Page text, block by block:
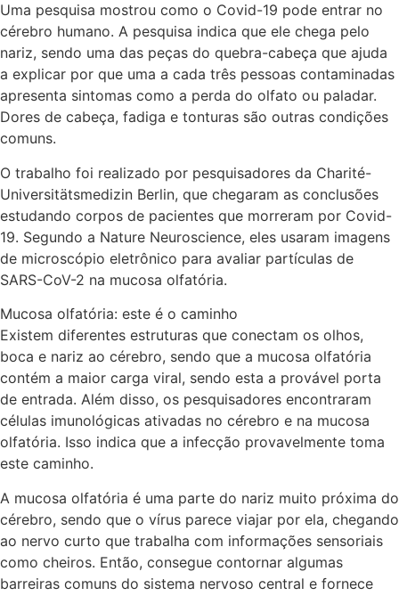
Uma pesquisa mostrou como o Covid-19 pode entrar no
cérebro humano. A pesquisa indica que ele chega pelo
nariz, sendo uma das peças do quebra-cabeça que ajuda
a explicar por que uma a cada três pessoas contaminadas
apresenta sintomas como a perda do olfato ou paladar.
Dores de cabeça, fadiga e tonturas são outras condições
comuns.
O trabalho foi realizado por pesquisadores da Charité-
Universitätsmedizin Berlin, que chegaram as conclusões
estudando corpos de pacientes que morreram por Covid-
19. Segundo a Nature Neuroscience, eles usaram imagens
de microscópio eletrônico para avaliar partículas de
SARS-CoV-2 na mucosa olfatória.
Mucosa olfatória: este é o caminho
Existem diferentes estruturas que conectam os olhos,
boca e nariz ao cérebro, sendo que a mucosa olfatória
contém a maior carga viral, sendo esta a provável porta
de entrada. Além disso, os pesquisadores encontraram
células imunológicas ativadas no cérebro e na mucosa
olfatória. Isso indica que a infecção provavelmente toma
este caminho.
A mucosa olfatória é uma parte do nariz muito próxima do
cérebro, sendo que o vírus parece viajar por ela, chegando
ao nervo curto que trabalha com informações sensoriais
como cheiros. Então, consegue contornar algumas
barreiras comuns do sistema nervoso central e fornece